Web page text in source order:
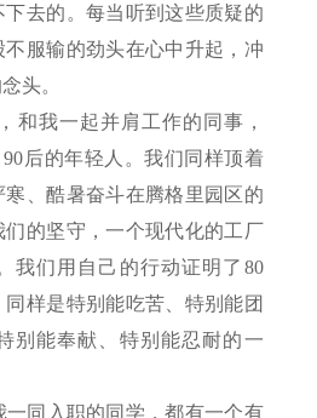
去的。每当听到这些质疑的
服输的劲头在心中升起，冲
头。
我一起并肩工作的同事，
后的年轻人。我们同样顶着
、酷暑奋斗在腾格里园区的
的坚守，一个现代化的工厂
我们用自己的行动证明了80
同样是特别能吃苦、特别能团
别能奉献、特别能忍耐的一
同入职的同学，都有一个有